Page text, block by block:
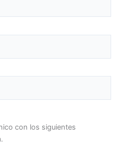
con los siguientes